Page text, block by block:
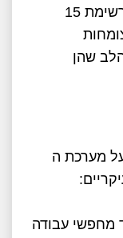
לינקדאין פרסמה שבוע שעבר את רשימת 15
שהן
מערכת ה